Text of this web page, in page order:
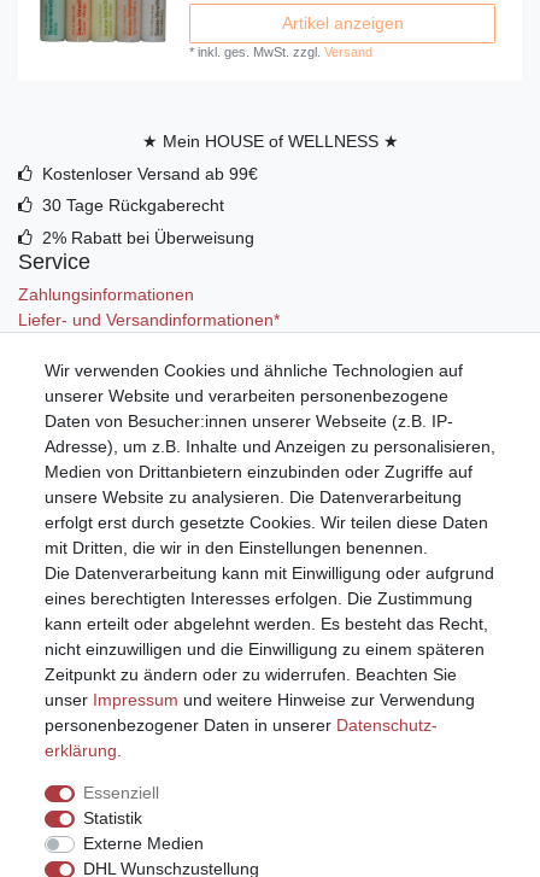
Artikel anzeigen
*inkl. ges. MwSt. zzgl.Versand
★ Mein HOUSE of WELLNESS ★
Kostenloser Versand ab 99€
30 Tage Rückgaberecht
2% Rabatt bei Überweisung
Service
Zahlungsinformationen
Liefer- und Versandinformationen*
Mein Konto
Registrieren
Anmelden (Login)
Warenkorb
Wir verwenden Cookies und ähnliche Technologien auf
unserer Website und verarbeiten personenbezogene
Daten von Besucher:innen unserer Webseite (z.B. IP-
Adresse), um z.B. Inhalte und Anzeigen zu personalisieren,
Medien von Drittanbietern einzubinden oder Zugriffe auf
unsere Website zu analysieren. Die Datenverarbeitung
erfolgt erst durch gesetzte Cookies. Wir teilen diese Daten
mit Dritten, die wir in den Einstellungen benennen.
Die Datenverarbeitung kann mit Einwilligung oder aufgrund
eines berechtigten Interesses erfolgen. Die Zustimmung
kann erteilt oder abgelehnt werden. Es besteht das Recht,
nicht einzuwilligen und die Einwilligung zu einem späteren
Zeitpunkt zu ändern oder zu widerrufen. Beachten Sie
unser Impressum und weitere Hinweise zur Verwendung
personenbezogener Daten in unserer Daten­schutz­
erklärung
Essenziell
Statistik
Externe Medien
DHL Wunschzustellung